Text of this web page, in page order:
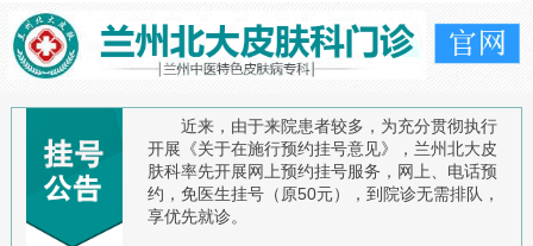
近来，由于来院患者较多，为充分贯彻执行
开展《关于在施行预约挂号意见》，兰州北大皮
肤科率先开展网上预约挂号服务，网上、电话预
约，免医生挂号（原50元），到院诊无需排队，
享优先就诊。